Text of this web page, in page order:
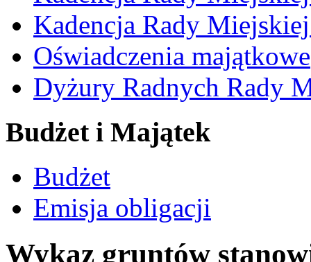
Kadencja Rady
Oświadczenia majątkowe
Dyżury Radnych Rady
Budżet i Majątek
Budżet
Emisja obligacji
Wykaz gruntów